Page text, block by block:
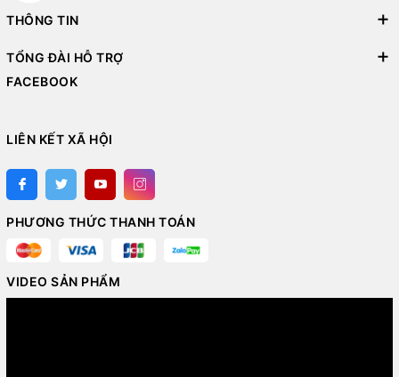
THÔNG TIN
TỔNG ĐÀI HỖ TRỢ
FACEBOOK
LIÊN KẾT XÃ HỘI
PHƯƠNG THỨC THANH TOÁN
VIDEO SẢN PHẨM